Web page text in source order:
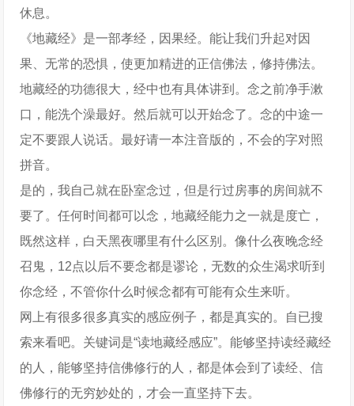
休息。
《地藏经》是一部孝经，因果经。能让我们升起对因
果、无常的恐惧，使更加精进的正信佛法，修持佛法。
地藏经的功德很大，经中也有具体讲到。念之前净手漱
口，能洗个澡最好。然后就可以开始念了。念的中途一
定不要跟人说话。最好请一本注音版的，不会的字对照
拼音。
是的，我自己就在卧室念过，但是行过房事的房间就不
要了。任何时间都可以念，地藏经能力之一就是度亡，
既然这样，白天黑夜哪里有什么区别。像什么夜晚念经
召鬼，12点以后不要念都是谬论，无数的众生渴求听到
你念经，不管你什么时候念都有可能有众生来听。
网上有很多很多真实的感应例子，都是真实的。自已搜
索来看吧。关键词是“读地藏经感应”。能够坚持读经藏经
的人，能够坚持信佛修行的人，都是体会到了读经、信
佛修行的无穷妙处的，才会一直坚持下去。